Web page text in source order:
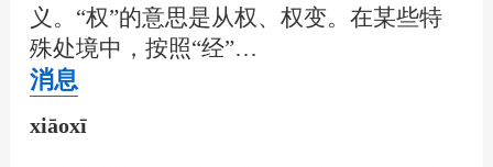
义。“权”的意思是从权、权变。在某些特
殊处境中，按照“经”…
消息
xiāoxī